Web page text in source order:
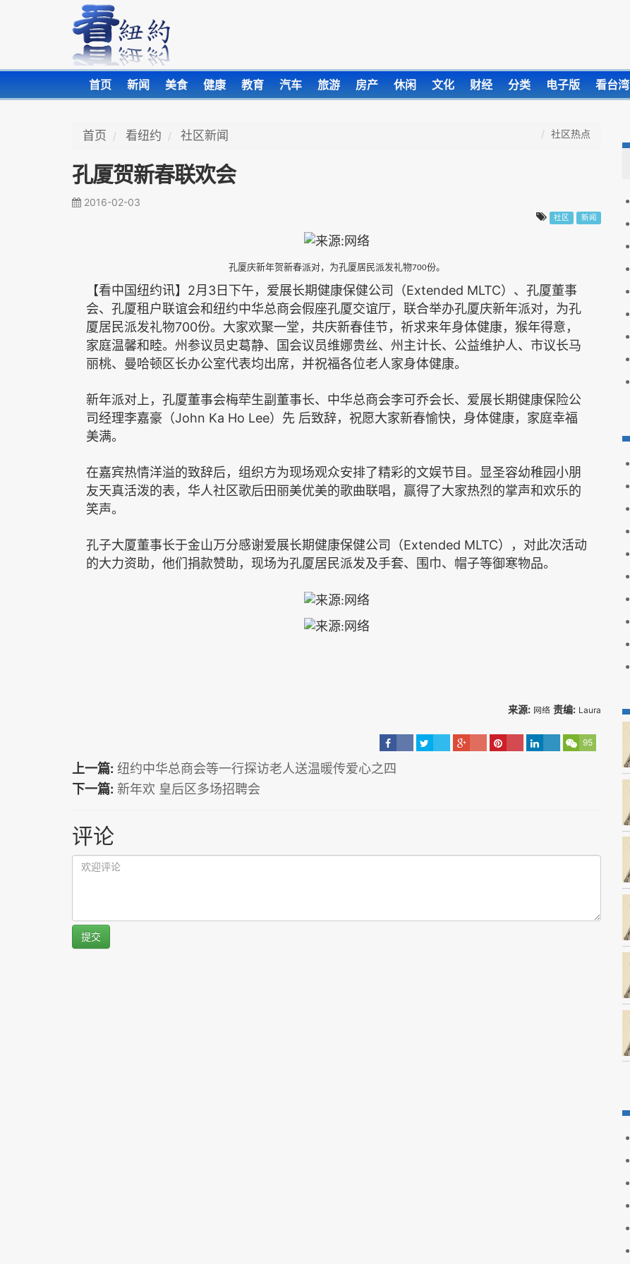
首页 新闻 美食 健康 教育 汽车 旅游 房产 休闲 文化 财经 分类 电子版 看台湾
首页 看纽约 社区新闻 社区热点
孔厦贺新春联欢会
2016-02-03
社区 新闻
孔厦庆新年贺新春派对，为孔厦居民派发礼物700份。
【看中国纽约讯】 2月 3 日下午，爱展长期健康保健公司（Extended MLTC）、孔厦董事
会、孔厦租户联谊会和纽约中华总商会假座孔厦交谊厅，联合举办孔厦庆新年派对，为孔
厦居民派发礼物700份。大家欢聚一堂，共庆新春佳节，祈求来年身体健康，猴年得意，
家庭温馨和睦。州参议员史葛静、国会议员维娜贵丝、州主计长、公益维护人、市议长马
丽桃、曼哈顿区长办公室代表均出席，并祝福各位老人家身体健康。
新年派对上，孔厦董事会梅荦生副董事长、中华总商会李可乔会长、爱展长期健康保险公
司经理李嘉豪（John Ka Ho Lee）先 后致辞，祝愿大家新春愉快，身体健康，家庭幸福
美满。
在嘉宾热情洋溢的致辞后，组织方为现场观众安排了精彩的文娱节目。显圣容幼稚园小朋
友天真活泼的表，华人社区歌后田丽美优美的歌曲联唱，赢得了大家热烈的掌声和欢乐的
笑声。
孔子大厦董事长于金山万分感谢爱展长期健康保健公司（Extended MLTC），对此次活动
的大力资助，他们捐款赞助，现场为孔厦居民派发及手套、围巾、帽子等御寒物品。
来源: 网络 责编: Laura
95
上一篇: 纽约中华总商会等一行探访老人送温暖传爱心之四
下一篇: 新年欢 皇后区多场招聘会
评论
提交